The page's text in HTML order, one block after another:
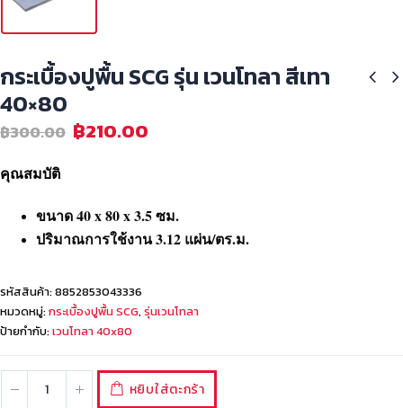
กระเบื้องปูพื้น SCG รุ่น เวนโทลา สีเทา
40×80
฿300.00 ฿210.00
คุณสมบัติ
ขนาด 40 x 80 x 3.5 ซม.
ปริมาณการใช้งาน 3.12 แผ่น/ตร.ม.
รหัสสินค้า:8852853043336
หมวดหมู่:กระเบื้องปูพื้น SCG, รุ่นเวนโทลา
ป้ายกำกับ:เวนโทลา 40x80
หยิบใส่ตะกร้า